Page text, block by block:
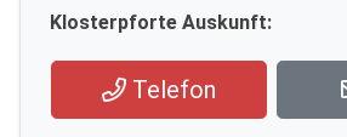
Klosterpforte Auskunft:
Telefon